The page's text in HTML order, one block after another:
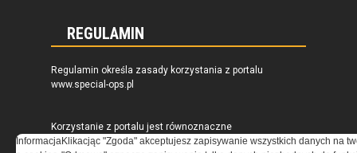
REGULAMIN
Regulamin określa zasady korzystania z portalu
www.special-ops.pl
Korzystanie z portalu jest równoznaczne
z zaakceptowaniem warunków ustanowionych
InformacjaKlikacjąc "Zgoda" akceptujesz zapisywanie wszystkich danych na